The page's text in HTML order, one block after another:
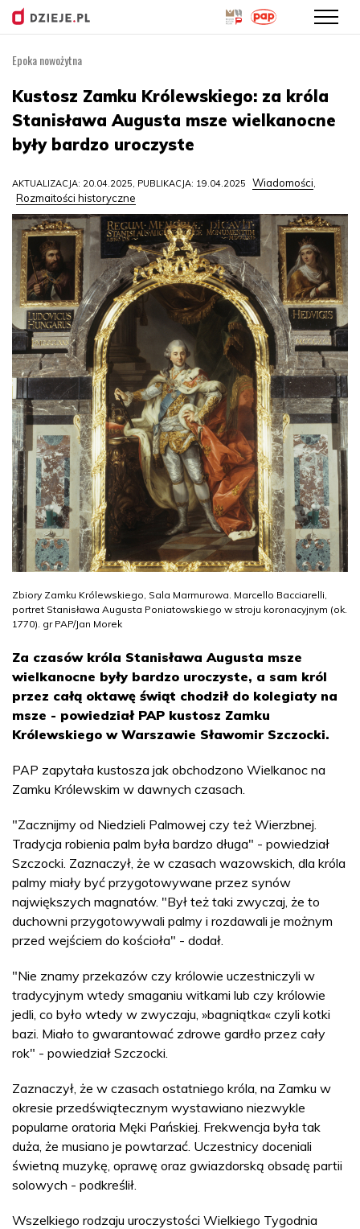
treści
Epoka nowożytna
Kustosz Zamku Królewskiego: za króla
Stanisława Augusta msze wielkanocne
były bardzo uroczyste
AKTUALIZACJA: 20.04.2025, PUBLIKACJA: 19.04.2025 Wiadomości,
Rozmaitości historyczne
Zbiory Zamku Królewskiego, Sala Marmurowa. Marcello Bacciarelli,
portret Stanisława Augusta Poniatowskiego w stroju koronacyjnym (ok.
1770). gr PAP/Jan Morek
Za czasów króla Stanisława Augusta msze
wielkanocne były bardzo uroczyste, a sam król
przez całą oktawę świąt chodził do kolegiaty na
msze - powiedział PAP kustosz Zamku
Królewskiego w Warszawie Sławomir Szczocki.
PAP zapytała kustosza jak obchodzono Wielkanoc na
Zamku Królewskim w dawnych czasach.
"Zacznijmy od Niedzieli Palmowej czy też Wierzbnej.
Tradycja robienia palm była bardzo długa" - powiedział
Szczocki. Zaznaczył, że w czasach wazowskich, dla króla
palmy miały być przygotowywane przez synów
największych magnatów. "Był też taki zwyczaj, że to
duchowni przygotowywali palmy i rozdawali je możnym
przed wejściem do kościoła" - dodał.
"Nie znamy przekazów czy królowie uczestniczyli w
tradycyjnym wtedy smaganiu witkami lub czy królowie
jedli, co było wtedy w zwyczaju, »bagniątka« czyli kotki
bazi. Miało to gwarantować zdrowe gardło przez cały
rok" - powiedział Szczocki.
Zaznaczył, że w czasach ostatniego króla, na Zamku w
okresie przedświątecznym wystawiano niezwykle
popularne oratoria Męki Pańskiej. Frekwencja była tak
duża, że musiano je powtarzać. Uczestnicy doceniali
świetną muzykę, oprawę oraz gwiazdorską obsadę partii
solowych - podkreślił.
Wszelkiego rodzaju uroczystości Wielkiego Tygodnia